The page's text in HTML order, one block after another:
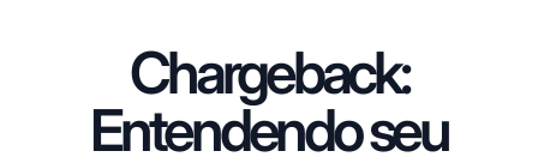
Chargeback:
Entendendo seu